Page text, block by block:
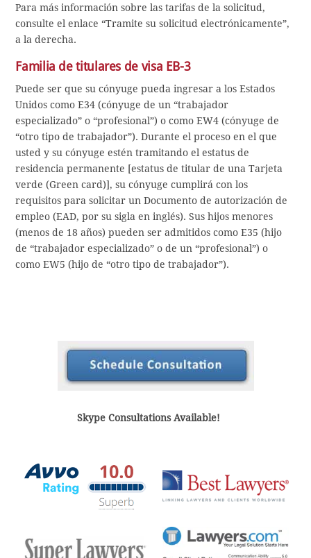
Para más información sobre las tarifas de la solicitud,
consulte el enlace “Tramite su solicitud electrónicamente”,
a la derecha.
Familia de titulares de visa EB-3
Puede ser que su cónyuge pueda ingresar a los Estados
Unidos como E34 (cónyuge de un “trabajador
especializado” o “profesional”) o como EW4 (cónyuge de
“otro tipo de trabajador”). Durante el proceso en el que
usted y su cónyuge estén tramitando el estatus de
residencia permanente [estatus de titular de una Tarjeta
verde (Green card)], su cónyuge cumplirá con los
requisitos para solicitar un Documento de autorización de
empleo (EAD, por su sigla en inglés). Sus hijos menores
(menos de 18 años) pueden ser admitidos como E35 (hijo
de “trabajador especializado” o de un “profesional”) o
como EW5 (hijo de “otro tipo de trabajador”).
Skype Consultations Available!